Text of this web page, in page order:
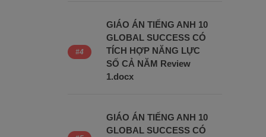
GIÁO ÁN TIẾNG ANH 10
GLOBAL SUCCESS CÓ
TÍCH HỢP NĂNG LỰC
SỐ CẢ NĂM Review
1.docx
GIÁO ÁN TIẾNG ANH 10
GLOBAL SUCCESS CÓ